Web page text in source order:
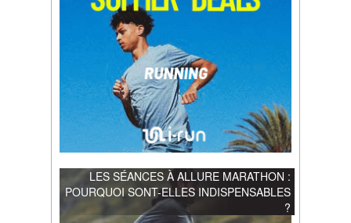
LES SÉANCES À ALLURE MARATHON :
POURQUOI SONT-ELLES INDISPENSABLES
?